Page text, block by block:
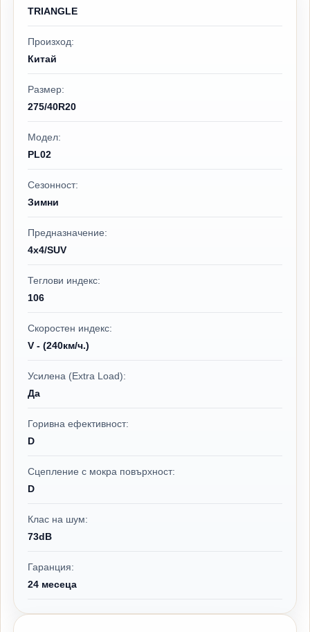
TRIANGLE
Произход:
Китай
Размер:
275/40R20
Модел:
PL02
Сезонност:
Зимни
Предназначение:
4x4/SUV
Теглови индекс:
106
Скоростен индекс:
V - (240км/ч.)
Усилена (Extra Load):
Да
Горивна ефективност:
D
Сцепление с мокра повърхност:
D
Клас на шум:
73dB
Гаранция:
24 месеца